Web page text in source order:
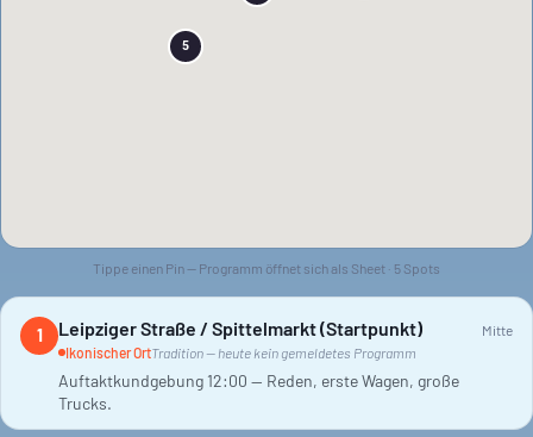
5
Tippe einen Pin — Programm öffnet sich als Sheet · 5 Spots
1 Leipziger Straße / Spittelmarkt (Startpunkt)
Mitte
Ikonischer OrtTradition — heute kein gemeldetes Programm
Auftaktkundgebung 12:00 — Reden, erste Wagen, große
Trucks.